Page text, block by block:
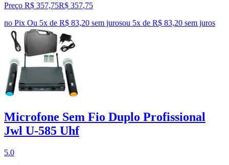
Preço R$ 357,75R$ 357,75
no Pix Ou 5x de R$ 83,20 sem jurosou 5x de R$ 83,20 sem juros
Microfone Sem Fio Duplo Profissional
Jwl U-585 Uhf
5.0